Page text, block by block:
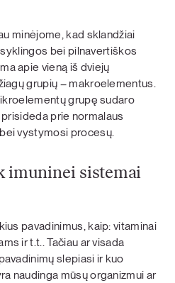
minėjome, kad sklandžiai
bei pilnavertiškos
apie vieną iš dviejų
grupių – makroelementus.
grupę sudaro
prie normalaus
vystymosi procesų.
imuninei sistemai
pavadinimus, kaip: vitaminai
ir t.t.. Tačiau ar visada
slepiasi ir kuo
naudinga mūsų organizmui ar